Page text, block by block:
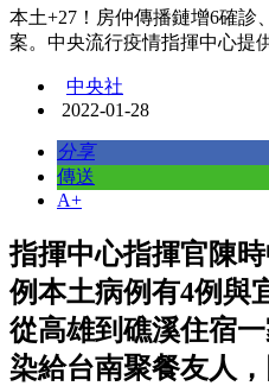
本土+27！房仲傳播鏈增6確診
案。中央流行疫情指揮中心提
中央社
2022-01-28
分享
傳送
A+
指揮中心指揮官陳
例本土病例有4例與
從高雄到礁溪住宿
染給台南聚餐友人